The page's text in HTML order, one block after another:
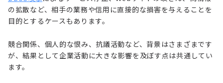
の拡散など、相手の業務や信用に直接的な損害を与えることを
目的とするケースもあります。
競合関係、個人的な恨み、抗議活動など、背景はさまざまです
が、結果として企業活動に大きな影響を及ぼす点は共通してい
ます。